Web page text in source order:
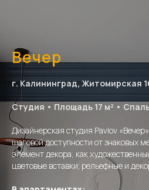
Вечер
г. Калининград, Житомирская
Студия • Площадь 17 м² •
Дизайнерская студия Pavlov
шаговой доступности от знаковых
элемент декора, как
цветовые вставки; рельефные и